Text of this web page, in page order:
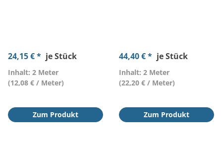
24,15 € * je Stück
Inhalt: 2 Meter
(12,08 € / Meter)
Zum Produkt
44,40 € * je Stück
Inhalt: 2 Meter
(22,20 € / Meter)
Zum Produkt